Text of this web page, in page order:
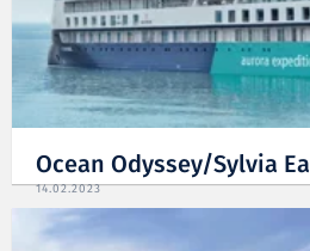
Ocean Odyssey/Sylvia
14.02.2023